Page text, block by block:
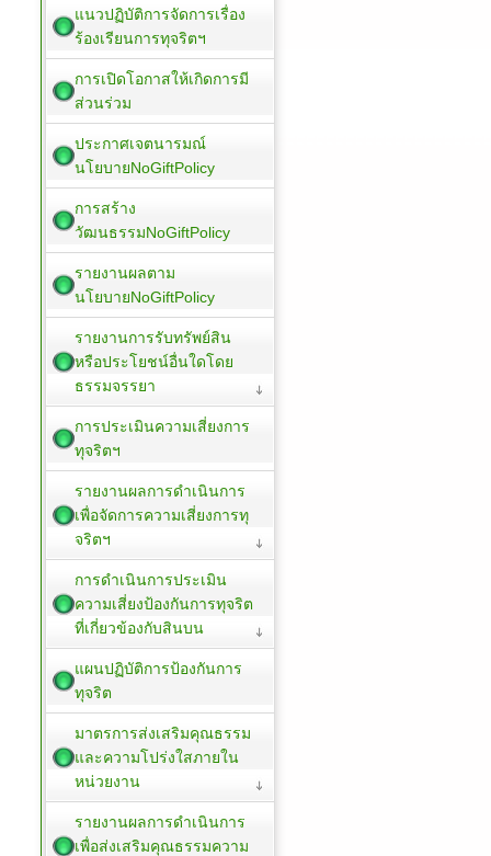
แนวปฏิบัติการจัดการเรื่อง
ร้องเรียนการทุจริตฯ
การเปิดโอกาสให้เกิดการมี
ส่วนร่วม
ประกาศเจตนารมณ์
นโยบายNoGiftPolicy
การสร้าง
วัฒนธรรมNoGiftPolicy
รายงานผลตาม
นโยบายNoGiftPolicy
รายงานการรับทรัพย์สิน
หรือประโยชน์อื่นใดโดย
ธรรมจรรยา
การประเมินความเสี่ยงการ
ทุจริตฯ
รายงานผลการดำเนินการ
เพื่อจัดการความเสี่ยงการทุ
จริตฯ
การดำเนินการประเมิน
ความเสี่ยงป้องกันการทุจริต
ที่เกี่ยวข้องกับสินบน
แผนปฏิบัติการป้องกันการ
ทุจริต
มาตรการส่งเสริมคุณธรรม
และความโปร่งใสภายใน
หน่วยงาน
รายงานผลการดำเนินการ
เพื่อส่งเสริมคุณธรรมความ